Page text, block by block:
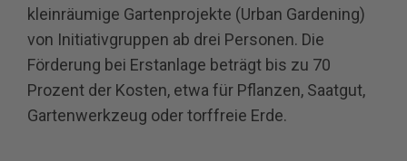
kleinräumige Gartenprojekte (Urban Gardening)
von Initiativgruppen ab drei Personen. Die
Förderung bei Erstanlage beträgt bis zu 70
Prozent der Kosten, etwa für Pflanzen, Saatgut,
Gartenwerkzeug oder torffreie Erde.